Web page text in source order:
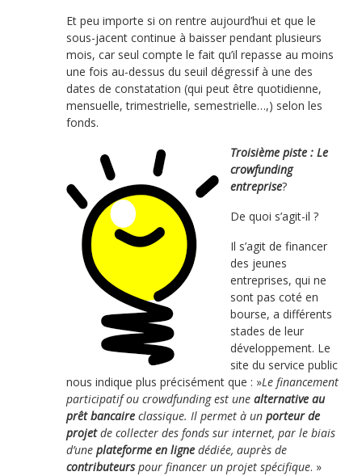
Et peu importe si on rentre aujourd’hui et que le
sous-jacent continue à baisser pendant plusieurs
mois, car seul compte le fait qu’il repasse au moins
une fois au-dessus du seuil dégressif à une des
dates de constatation (qui peut être quotidienne,
mensuelle, trimestrielle, semestrielle…,) selon les
fonds.
Troisième piste : Le
crowfunding
entreprise?
De quoi s’agit-il ?
Il s’agit de financer
des jeunes
entreprises, qui ne
sont pas coté en
bourse, a différents
stades de leur
développement. Le
site du service public
nous indique plus précisément que : »Le financement
participatif ou crowdfunding est unealternative au
prêt bancaire classique. Il permet à unporteur de
projetde collecter des fonds sur internet, par le biais
d’uneplateforme en ligne dédiée, auprès de
contributeurspour financer un projet spécifique. »